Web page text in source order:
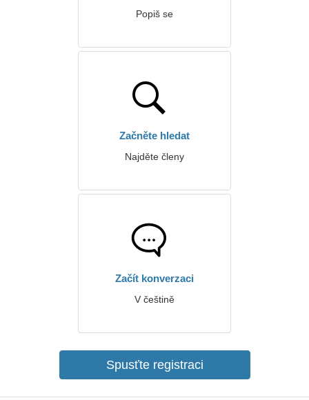
Popiš se
Začněte hledat
Najděte členy
Začít konverzaci
V češtině
Spusťte registraci